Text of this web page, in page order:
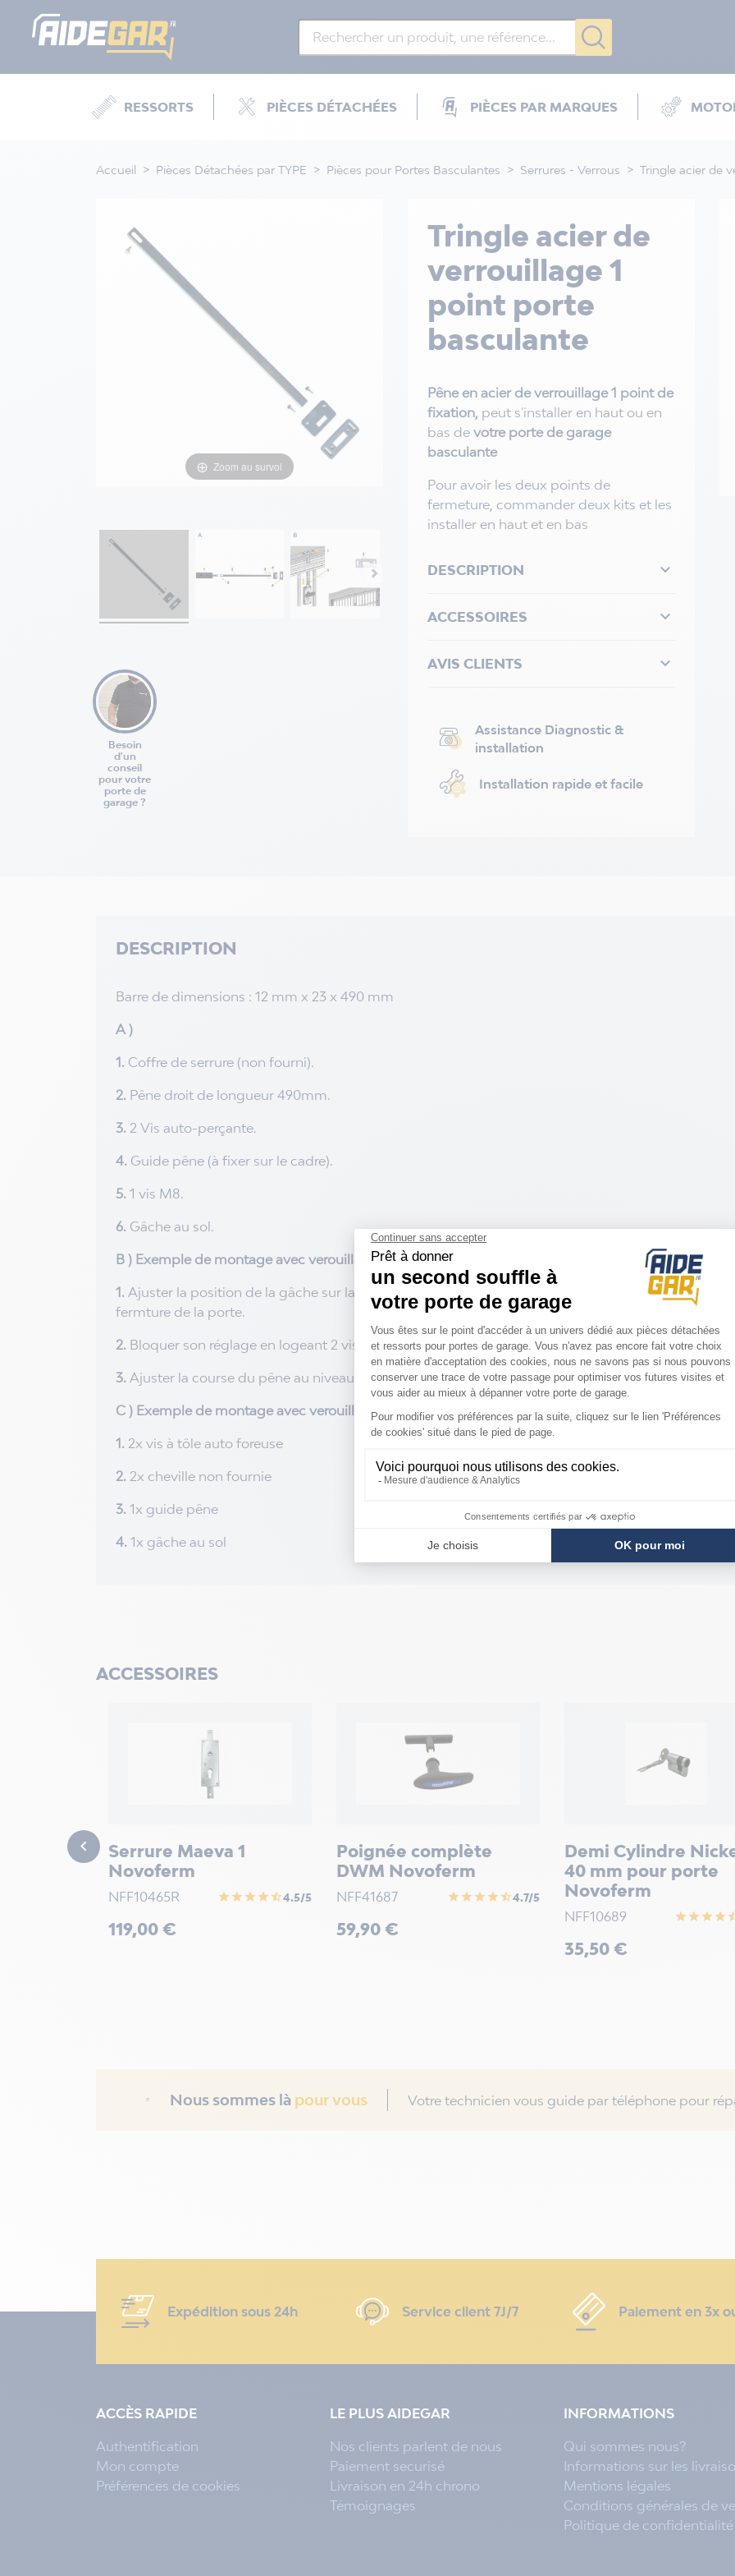
RESSORTS PIÈCES DÉTACHÉES PIÈCES PAR MARQUES
Accueil Pièces Détachées par TYPE Pièces pour Portes Basculantes Serrures - Verrous Tringle acier de
Zoom au survol
Besoin
d'un
conseil
pour votre
porte de
garage ?
Tringle acier de
verrouillage 1
point porte
basculante
Pêne en acier de verrouillage 1 point de
fixation,peut s'installer en haut ou en
bas de votre porte de garage
basculante
Pour avoir les deux points de
fermeture, commander deux kits et les
installer en haut et en bas
DESCRIPTION 
ACCESSOIRES 
AVIS CLIENTS 
Assistance Diagnostic &
installation
Installation rapide et facile
DESCRIPTION
Barre de dimensions : 12 mm x 23 x 490 mm
A )
1. Coffre de serrure (non fourni).
2. Pêne droit de longueur 490mm.
3. 2 Vis auto-perçante.
4. Guide pêne (à fixer sur le cadre).
5. 1 vis M8.
6. Gâche au sol.
B ) Exemple de montage avec verouillage 1 point haut (Porte Euronorm)
1. Ajuster la position de la gâche sur la traverse haute pour assurer une bonne
fermture de la porte.
2. Bloquer son réglage en logeant 2 vis dans les trous fixes.
3. Ajuster la course du pêne au niveau desa fixation sur la sortie du coffre.
C ) Exemple de montage avec verouillage 1 point bas (Porte SW)
1. 2x vis à tôle auto foreuse
2. 2x cheville non fournie
3. 1x guide pêne
4. 1x gâche au sol
ACCESSOIRES

Serrure Maeva 1
Novoferm
NFF10465R star star star star star_half4.5/5
Prix
119,00 €
Poignée complète
DWM Novoferm
NFF41687 star star star star star_half4.7/5
Prix
59,90 €
Demi Cylindre
40 mm pour porte
Novoferm
NFF10689 star star star star
Prix
35,50 €
Nous sommes là pour vous Votre technicien vous guide par téléphone pour
Expédition sous 24h Service client 7J/7 Paiement en 3x
ACCÈS RAPIDE
Authentification
Mon compte
Préférences de cookies
LE PLUS AIDEGAR
Nos clients parlent de nous
Paiement securisé
Livraison en 24h chrono
Témoignages
INFORMATIONS
Qui sommes nous?
Informations sur les
Mentions légales
Conditions générales de
Politique de confidentialité